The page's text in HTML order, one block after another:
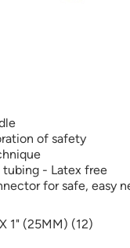
of safety
tubing - Latex free
for safe, easy
1" (25MM) (12)